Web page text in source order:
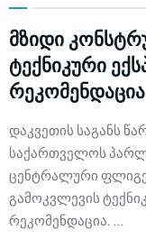
მზიდი
ტექნიკური
რეკომენდაცია
დაკვეთის საგანს
საქართველოს
ცენტრალური
გამოკვლევის
რეკომენდაცია. …